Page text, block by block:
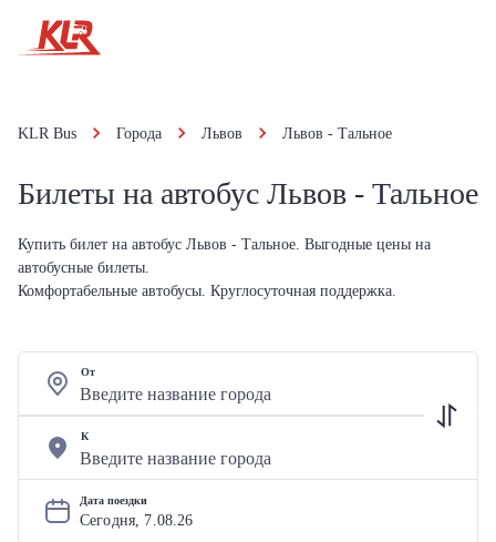
KLR Bus Города Львов Львов - Тальное
Билеты на автобус Львов - Тальное
Купить билет на автобус Львов - Тальное. Выгодные цены на
автобусные билеты.
Комфортабельные автобусы. Круглосуточная поддержка.
От
К
Дата поездки
Сегодня, 7.08.26